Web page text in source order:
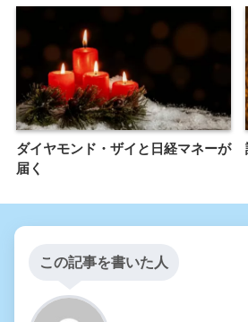
ダイヤモンド・ザイと日経マネーが
届く
この記事を書いた人